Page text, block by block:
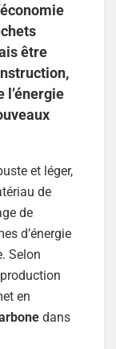
être
l’énergie
et léger,
de
de
d’énergie
Selon
en
dans